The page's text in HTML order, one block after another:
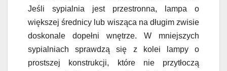
Jeśli sypialnia jest przestronna, lampa o
większej średnicy lub wisząca na długim zwisie
doskonale dopełni wnętrze. W mniejszych
sypialniach sprawdzą się z kolei lampy o
prostszej konstrukcji, które nie przytłoczą